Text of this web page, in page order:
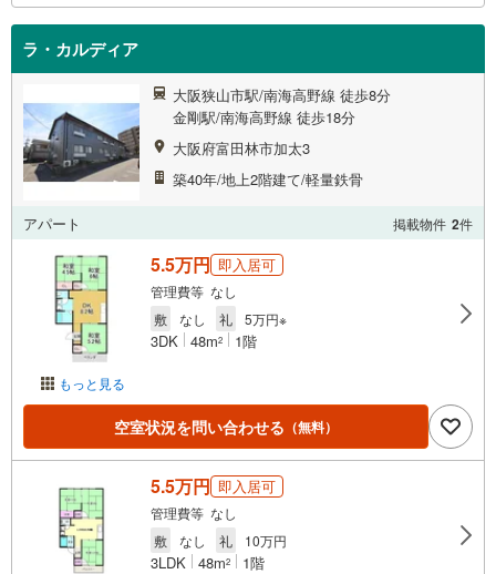
ラ・カルディア
大阪狭山市駅/南海高野線 徒歩8分
金剛駅/南海高野線 徒歩18分
大阪府富田林市加太3
築40年/地上2階建て/軽量鉄骨
アパート 掲載物件 2件
もっと見る
5.5万円 即入居可
管理費等 なし
敷
なし 礼 5万円※
3DK 48m2 1階
空室状況を問い合わせる （無料）
5.5万円 即入居可
管理費等 なし
敷
なし 礼 10万円
3LDK 48m2 1階